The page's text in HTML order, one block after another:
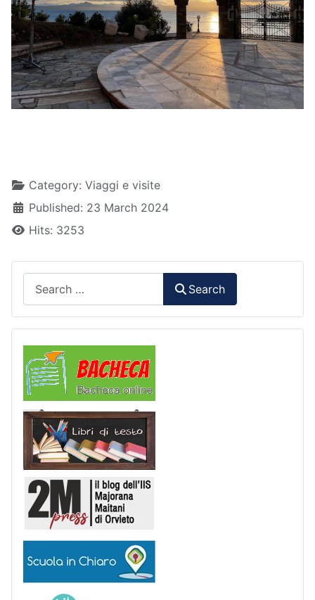
DetailsCategory: Viaggi e visite
Published: 23 March 2024
Hits: 3253
Search
Libri di Testo
Scuola in chiaro